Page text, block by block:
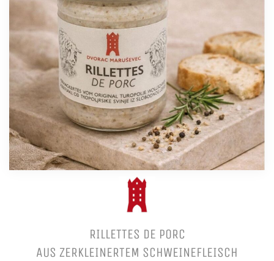
RILLETTES DE PORC
AUS ZERKLEINERTEM SCHWEINEFLEISCH